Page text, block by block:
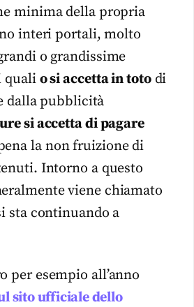
minima della propria
interi portali, molto
o grandissime
quali o si accetta in totodi
dalla pubblicità
si accetta di pagare
la non fruizione di
Intorno a questo
viene chiamato
sta continuando a
per esempio all’anno
sito ufficiale dello